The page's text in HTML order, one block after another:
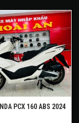
PCX 160 ABS 2024